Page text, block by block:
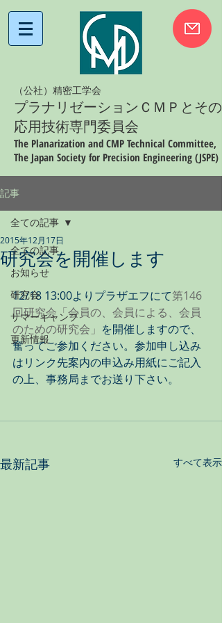
（公社）精密工学会
プラナリゼーションＣＭＰとその
応用技術専門委員会
The Planarization and CMP Technical Committee,
The Japan Society for Precision Engineering (JSPE)
記事
全ての記事
お知らせ
研究会
サマーキャンプ
更新情報
全ての記事
研究会を開催します
2015年12月17日
12/18 13:00よりプラザエフにて第146
回研究会「会員の、会員による、会員
のための研究会」 を開催しますので、
奮ってご参加ください。参加申し込み
はリンク先案内の申込み用紙にご記入
の上、事務局までお送り下さい。
最新記事 すべて表示